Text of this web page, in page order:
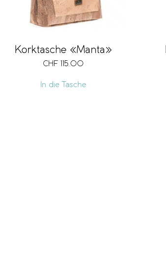
Korktasche «Manta»
CHF 115.00
In die Tasche